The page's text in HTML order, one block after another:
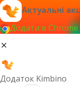
Актуальні
Додати в
Додаток Kimbino